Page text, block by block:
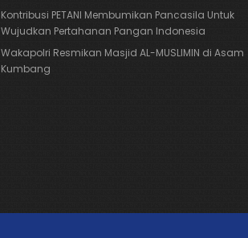
Kontribusi PETANI Membumikan Pancasila Untuk
Wujudkan Pertahanan Pangan Indonesia
Wakapolri Resmikan Masjid AL-MUSLIMIN di Asam
Kumbang